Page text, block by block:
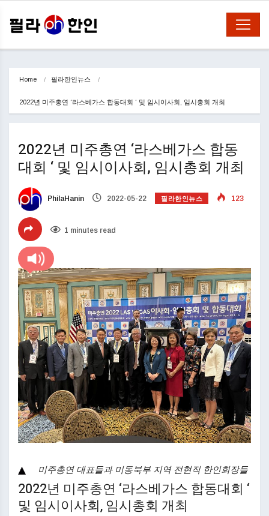
Home 필라한인뉴스
2022년 미주총연 ‘라스베가스 합동대회 ‘ 및 임시이사회, 임시총회 개최
2022년 미주총연 ‘라스베가스 합동
대회 ‘ 및 임시이사회, 임시총회 개최
PhilaHanin 2022-05-22 필라한인뉴스 123
1 minutes read
미주총연 대표들과 미동북부 지역 전현직 한인회장들
2022년 미주총연 ‘라스베가스 합동대회 ‘
및 임시이사회, 임시총회 개최